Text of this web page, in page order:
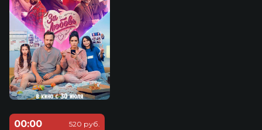
00:00
520 руб.